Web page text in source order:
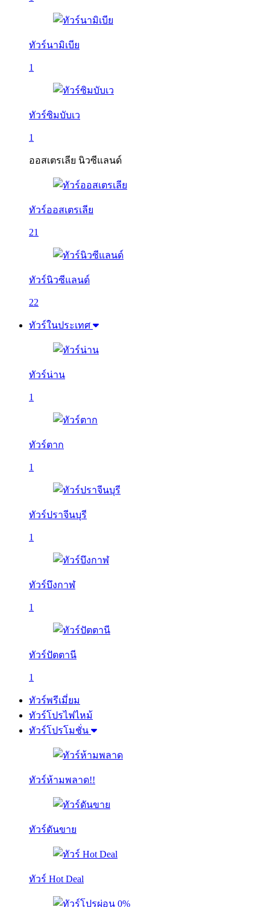
ทัวร์นามิเบีย
1
ทัวร์ซิมบับเว
1
ออสเตรเลีย นิวซีแลนด์
ทัวร์ออสเตรเลีย
21
ทัวร์นิวซีแลนด์
22
ทัวร์ในประเทศ
ทัวร์น่าน
1
ทัวร์ตาก
1
ทัวร์ปราจีนบุรี
1
ทัวร์บึงกาฬ
1
ทัวร์ปัตตานี
1
ทัวร์พรีเมี่ยม
ทัวร์โปรไฟไหม้
ทัวร์โปรโมชั่น
ทัวร์ห้ามพลาด!!
ทัวร์ดันขาย
ทัวร์ Hot Deal